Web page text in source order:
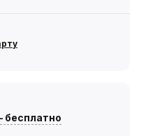
бесплатно